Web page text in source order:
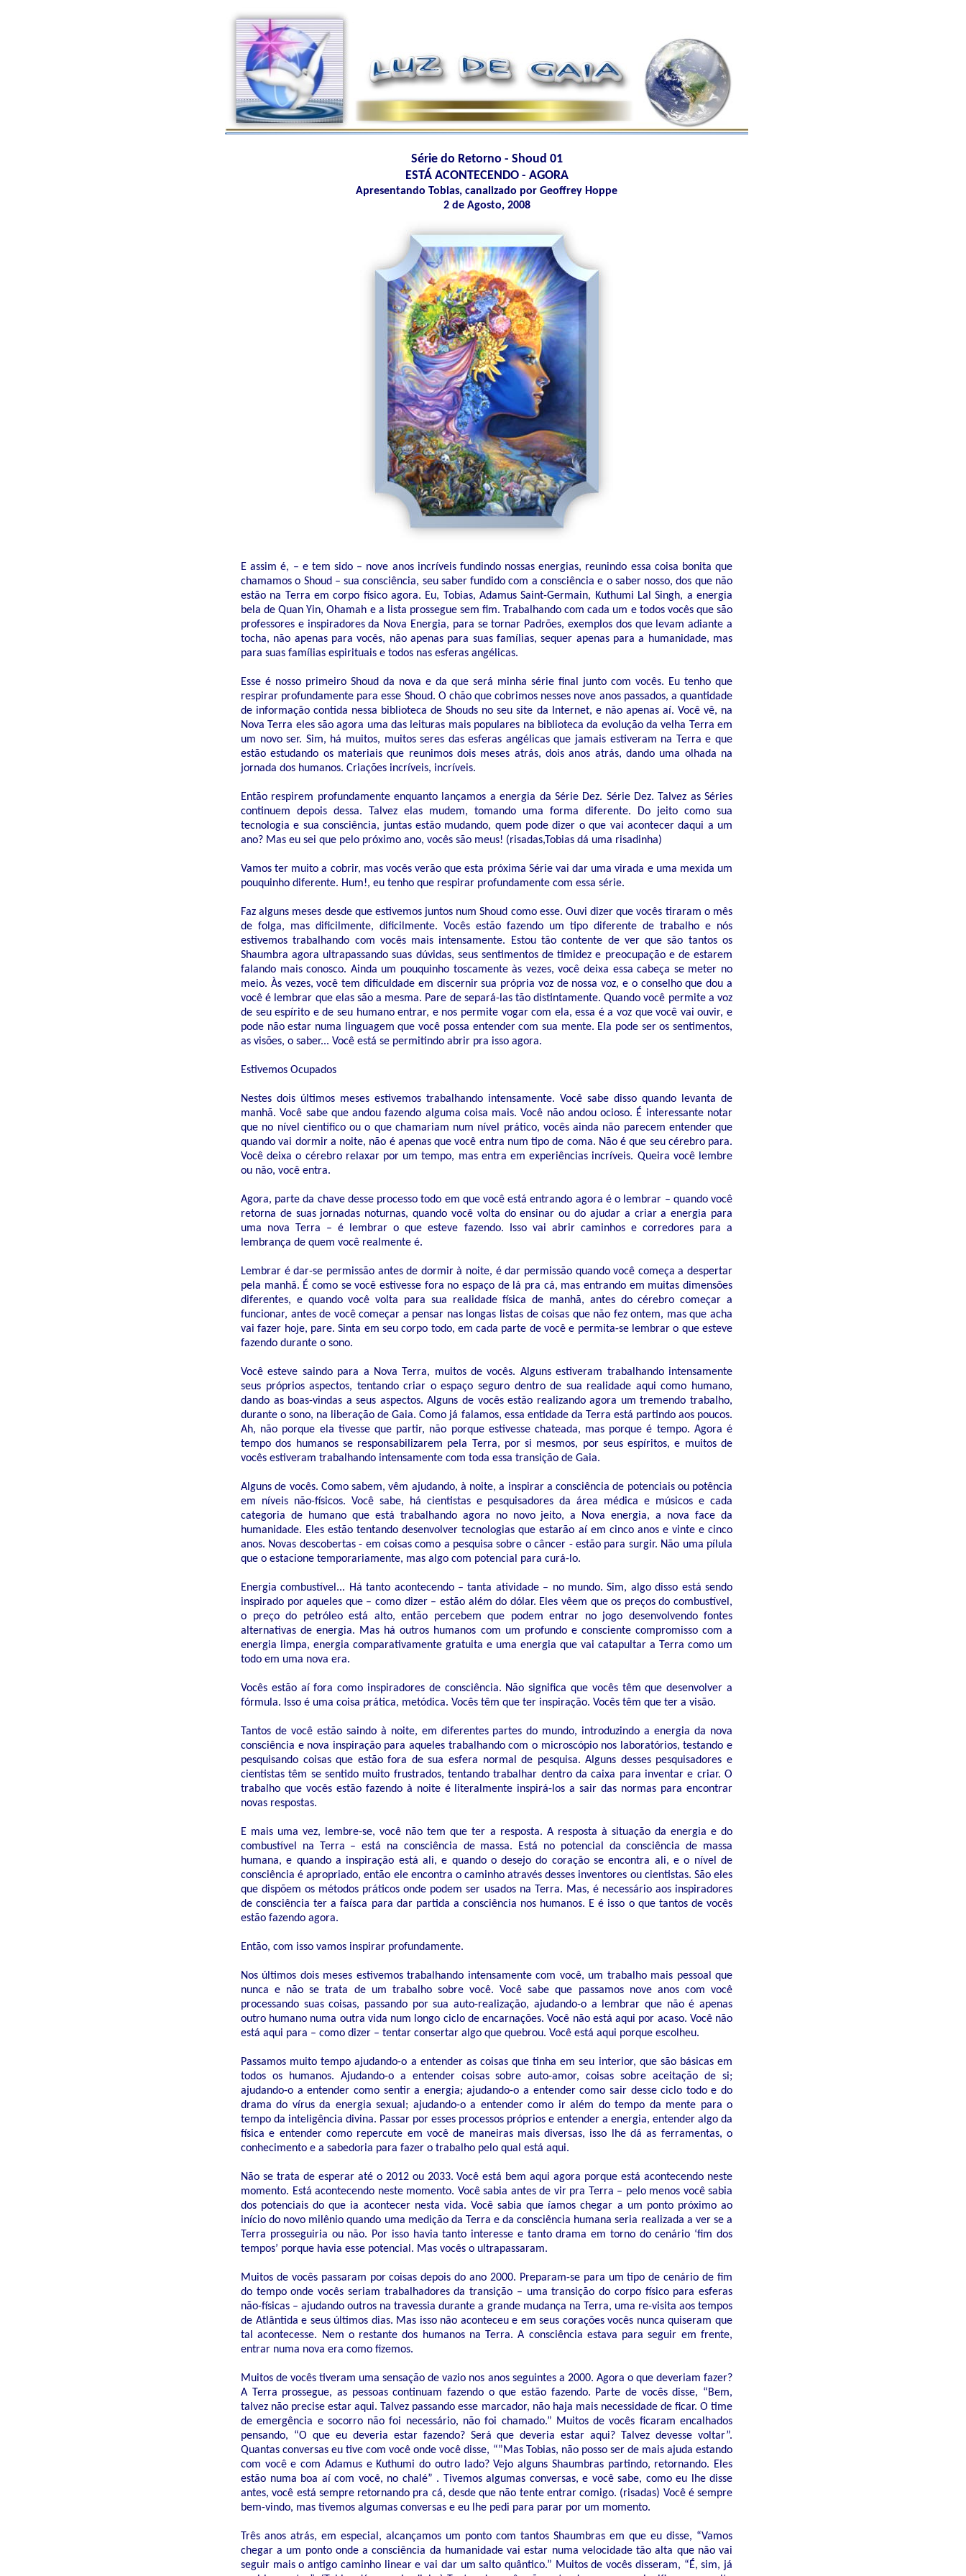
Série do Retorno - Shoud 01
ESTÁ ACONTECENDO - AGORA
Apresentando Tobias, canalizado por Geoffrey Hoppe
2 de Agosto, 2008
E assim é, – e tem sido – nove anos incríveis fundindo nossas energias, reunindo essa coisa bonita que
chamamos o Shoud – sua consciência, seu saber fundido com a consciência e o saber nosso, dos que não
estão na Terra em corpo físico agora. Eu, Tobias, Adamus Saint-Germain, Kuthumi Lal Singh, a energia
bela de Quan Yin, Ohamah e a lista prossegue sem fim. Trabalhando com cada um e todos vocês que são
professores e inspiradores da Nova Energia, para se tornar Padrões, exemplos dos que levam adiante a
tocha, não apenas para vocês, não apenas para suas famílias, sequer apenas para a humanidade, mas
para suas famílias espirituais e todos nas esferas angélicas.
Esse é nosso primeiro Shoud da nova e da que será minha série final junto com vocês. Eu tenho que
respirar profundamente para esse Shoud. O chão que cobrimos nesses nove anos passados, a quantidade
de informação contida nessa biblioteca de Shouds no seu site da Internet, e não apenas aí. Você vê, na
Nova Terra eles são agora uma das leituras mais populares na biblioteca da evolução da velha Terra em
um novo ser. Sim, há muitos, muitos seres das esferas angélicas que jamais estiveram na Terra e que
estão estudando os materiais que reunimos dois meses atrás, dois anos atrás, dando uma olhada na
jornada dos humanos. Criações incríveis, incríveis.
Então respirem profundamente enquanto lançamos a energia da Série Dez. Série Dez. Talvez as Séries
continuem depois dessa. Talvez elas mudem, tomando uma forma diferente. Do jeito como sua
tecnologia e sua consciência, juntas estão mudando, quem pode dizer o que vai acontecer daqui a um
ano? Mas eu sei que pelo próximo ano, vocês são meus! (risadas,Tobias dá uma risadinha)
Vamos ter muito a cobrir, mas vocês verão que esta próxima Série vai dar uma virada e uma mexida um
pouquinho diferente. Hum!, eu tenho que respirar profundamente com essa série.
Faz alguns meses desde que estivemos juntos num Shoud como esse. Ouvi dizer que vocês tiraram o mês
de folga, mas dificilmente, dificilmente. Vocês estão fazendo um tipo diferente de trabalho e nós
estivemos trabalhando com vocês mais intensamente. Estou tão contente de ver que são tantos os
Shaumbra agora ultrapassando suas dúvidas, seus sentimentos de timidez e preocupação e de estarem
falando mais conosco. Ainda um pouquinho toscamente às vezes, você deixa essa cabeça se meter no
meio. Às vezes, você tem dificuldade em discernir sua própria voz de nossa voz, e o conselho que dou a
você é lembrar que elas são a mesma. Pare de separá-las tão distintamente. Quando você permite a voz
de seu espírito e de seu humano entrar, e nos permite vogar com ela, essa é a voz que você vai ouvir, e
pode não estar numa linguagem que você possa entender com sua mente. Ela pode ser os sentimentos,
as visões, o saber... Você está se permitindo abrir pra isso agora.
Estivemos Ocupados
Nestes dois últimos meses estivemos trabalhando intensamente. Você sabe disso quando levanta de
manhã. Você sabe que andou fazendo alguma coisa mais. Você não andou ocioso. É interessante notar
que no nível científico ou o que chamariam num nível prático, vocês ainda não parecem entender que
quando vai dormir a noite, não é apenas que você entra num tipo de coma. Não é que seu cérebro para.
Você deixa o cérebro relaxar por um tempo, mas entra em experiências incríveis. Queira você lembre
ou não, você entra.
Agora, parte da chave desse processo todo em que você está entrando agora é o lembrar – quando você
retorna de suas jornadas noturnas, quando você volta do ensinar ou do ajudar a criar a energia para
uma nova Terra – é lembrar o que esteve fazendo. Isso vai abrir caminhos e corredores para a
lembrança de quem você realmente é.
Lembrar é dar-se permissão antes de dormir à noite, é dar permissão quando você começa a despertar
pela manhã. É como se você estivesse fora no espaço de lá pra cá, mas entrando em muitas dimensões
diferentes, e quando você volta para sua realidade física de manhã, antes do cérebro começar a
funcionar, antes de você começar a pensar nas longas listas de coisas que não fez ontem, mas que acha
vai fazer hoje, pare. Sinta em seu corpo todo, em cada parte de você e permita-se lembrar o que esteve
fazendo durante o sono.
Você esteve saindo para a Nova Terra, muitos de vocês. Alguns estiveram trabalhando intensamente
seus próprios aspectos, tentando criar o espaço seguro dentro de sua realidade aqui como humano,
dando as boas-vindas a seus aspectos. Alguns de vocês estão realizando agora um tremendo trabalho,
durante o sono, na liberação de Gaia. Como já falamos, essa entidade da Terra está partindo aos poucos.
Ah, não porque ela tivesse que partir, não porque estivesse chateada, mas porque é tempo. Agora é
tempo dos humanos se responsabilizarem pela Terra, por si mesmos, por seus espíritos, e muitos de
vocês estiveram trabalhando intensamente com toda essa transição de Gaia.
Alguns de vocês. Como sabem, vêm ajudando, à noite, a inspirar a consciência de potenciais ou potência
em níveis não-físicos. Você sabe, há cientistas e pesquisadores da área médica e músicos e cada
categoria de humano que está trabalhando agora no novo jeito, a Nova energia, a nova face da
humanidade. Eles estão tentando desenvolver tecnologias que estarão aí em cinco anos e vinte e cinco
anos. Novas descobertas - em coisas como a pesquisa sobre o câncer - estão para surgir. Não uma pílula
que o estacione temporariamente, mas algo com potencial para curá-lo.
Energia combustível... Há tanto acontecendo – tanta atividade – no mundo. Sim, algo disso está sendo
inspirado por aqueles que – como dizer – estão além do dólar. Eles vêem que os preços do combustível,
o preço do petróleo está alto, então percebem que podem entrar no jogo desenvolvendo fontes
alternativas de energia. Mas há outros humanos com um profundo e consciente compromisso com a
energia limpa, energia comparativamente gratuita e uma energia que vai catapultar a Terra como um
todo em uma nova era.
Vocês estão aí fora como inspiradores de consciência. Não significa que vocês têm que desenvolver a
fórmula. Isso é uma coisa prática, metódica. Vocês têm que ter inspiração. Vocês têm que ter a visão.
Tantos de você estão saindo à noite, em diferentes partes do mundo, introduzindo a energia da nova
consciência e nova inspiração para aqueles trabalhando com o microscópio nos laboratórios, testando e
pesquisando coisas que estão fora de sua esfera normal de pesquisa. Alguns desses pesquisadores e
cientistas têm se sentido muito frustrados, tentando trabalhar dentro da caixa para inventar e criar. O
trabalho que vocês estão fazendo à noite é literalmente inspirá-los a sair das normas para encontrar
novas respostas.
E mais uma vez, lembre-se, você não tem que ter a resposta. A resposta à situação da energia e do
combustível na Terra – está na consciência de massa. Está no potencial da consciência de massa
humana, e quando a inspiração está ali, e quando o desejo do coração se encontra ali, e o nível de
consciência é apropriado, então ele encontra o caminho através desses inventores ou cientistas. São eles
que dispõem os métodos práticos onde podem ser usados na Terra. Mas, é necessário aos inspiradores
de consciência ter a faísca para dar partida a consciência nos humanos. E é isso o que tantos de vocês
estão fazendo agora.
Então, com isso vamos inspirar profundamente.
Nos últimos dois meses estivemos trabalhando intensamente com você, um trabalho mais pessoal que
nunca e não se trata de um trabalho sobre você. Você sabe que passamos nove anos com você
processando suas coisas, passando por sua auto-realização, ajudando-o a lembrar que não é apenas
outro humano numa outra vida num longo ciclo de encarnações. Você não está aqui por acaso. Você não
está aqui para – como dizer – tentar consertar algo que quebrou. Você está aqui porque escolheu.
Passamos muito tempo ajudando-o a entender as coisas que tinha em seu interior, que são básicas em
todos os humanos. Ajudando-o a entender coisas sobre auto-amor, coisas sobre aceitação de si;
ajudando-o a entender como sentir a energia; ajudando-o a entender como sair desse ciclo todo e do
drama do vírus da energia sexual; ajudando-o a entender como ir além do tempo da mente para o
tempo da inteligência divina. Passar por esses processos próprios e entender a energia, entender algo da
física e entender como repercute em você de maneiras mais diversas, isso lhe dá as ferramentas, o
conhecimento e a sabedoria para fazer o trabalho pelo qual está aqui.
Não se trata de esperar até o 2012 ou 2033. Você está bem aqui agora porque está acontecendo neste
momento. Está acontecendo neste momento. Você sabia antes de vir pra Terra – pelo menos você sabia
dos potenciais do que ia acontecer nesta vida. Você sabia que íamos chegar a um ponto próximo ao
início do novo milênio quando uma medição da Terra e da consciência humana seria realizada a ver se a
Terra prosseguiria ou não. Por isso havia tanto interesse e tanto drama em torno do cenário ‘fim dos
tempos’ porque havia esse potencial. Mas vocês o ultrapassaram.
Muitos de vocês passaram por coisas depois do ano 2000. Preparam-se para um tipo de cenário de fim
do tempo onde vocês seriam trabalhadores da transição – uma transição do corpo físico para esferas
não-físicas – ajudando outros na travessia durante a grande mudança na Terra, uma re-visita aos tempos
de Atlântida e seus últimos dias. Mas isso não aconteceu e em seus corações vocês nunca quiseram que
tal acontecesse. Nem o restante dos humanos na Terra. A consciência estava para seguir em frente,
entrar numa nova era como fizemos.
Muitos de vocês tiveram uma sensação de vazio nos anos seguintes a 2000. Agora o que deveriam fazer?
A Terra prossegue, as pessoas continuam fazendo o que estão fazendo. Parte de vocês disse, “Bem,
talvez não precise estar aqui. Talvez passando esse marcador, não haja mais necessidade de ficar. O time
de emergência e socorro não foi necessário, não foi chamado.” Muitos de vocês ficaram encalhados
pensando, “O que eu deveria estar fazendo? Será que deveria estar aqui? Talvez devesse voltar”.
Quantas conversas eu tive com você onde você disse, “”Mas Tobias, não posso ser de mais ajuda estando
com você e com Adamus e Kuthumi do outro lado? Vejo alguns Shaumbras partindo, retornando. Eles
estão numa boa aí com você, no chalé” . Tivemos algumas conversas, e você sabe, como eu lhe disse
antes, você está sempre retornando pra cá, desde que não tente entrar comigo. (risadas) Você é sempre
bem-vindo, mas tivemos algumas conversas e eu lhe pedi para parar por um momento.
Três anos atrás, em especial, alcançamos um ponto com tantos Shaumbras em que eu disse, “Vamos
chegar a um ponto onde a consciência da humanidade vai estar numa velocidade tão alta que não vai
seguir mais o antigo caminho linear e vai dar um salto quântico.” Muitos de vocês disseram, “É, sim, já